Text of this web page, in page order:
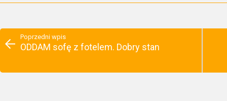
Poprzedni wpis
ODDAM sofę z fotelem. Dobry stan